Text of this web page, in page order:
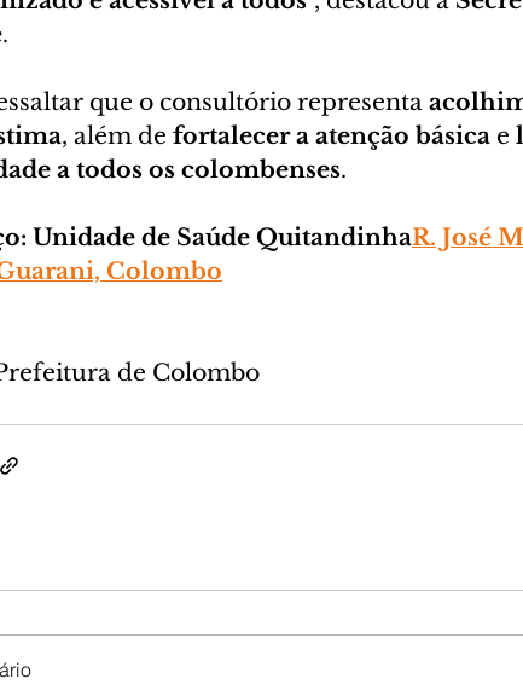
.
que o consultório representa
, além de fortalecer a atenção básica e
a todos os colombenses.
Unidade de Saúde QuitandinhaR. José
Colombo
de Colombo